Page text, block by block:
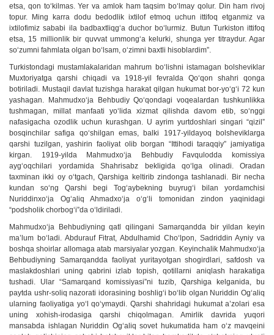
etsa, qon to‘kilmas. Yer va amlok ham taqsim bo‘lmay qolur. Din ham rivoj
topur. Ming karra dodu bedodlik ixtilof etmoq uchun ittifoq etganmiz va
ixtilofimiz sababi ila badbaxtliqg‘a duchor bo‘lurmiz. Butun Turkiston ittifoq
etsa, 15 millionlik bir quvvat ummong‘a kelurki, shunga yer titraydur. Agar
so‘zumni fahmlata olgan bo‘lsam, o‘zimni baxtli hisoblardim”.
Turkistondagi mustamlakalaridan mahrum bo‘lishni istamagan bolsheviklar
Muxtoriyatga qarshi chiqadi va 1918-yil fevralda Qo‘qon shahri qonga
botiriladi. Mustaqil davlat tuzishga harakat qilgan hukumat bor-yo‘g‘i 72 kun
yashagan. Mahmudxo‘ja Behbudiy Qo‘qondagi voqealardan tushkunlikka
tushmagan, millat manfaati yo‘lida xizmat qilishda davom etib, so‘nggi
nafasigacha ozodlik uchun kurashgan. U ayrim yurtdoshlari singari “qizil”
bosqinchilar safiga qo‘shilgan emas, balki 1917-yildayoq bolsheviklarga
qarshi tuzilgan, yashirin faoliyat olib borgan “Ittihodi taraqqiy” jamiyatiga
kirgan. 1919-yilda Mahmudxo‘ja Behbudiy Favqulodda komissiya
ayg‘oqchilari yordamida Shahrisabz bekligida qo‘lga olinadi. Oradan
taxminan ikki oy o‘tgach, Qarshiga keltirib zindonga tashlanadi. Bir necha
kundan so‘ng Qarshi begi Tog‘aybekning buyrug‘i bilan yordamchisi
Nuriddinxo‘ja Og‘aliq Ahmadxo‘ja o‘g‘li tomonidan zindon yaqinidagi
“podsholik chorbog‘i”da o‘ldiriladi.
Mahmudxo‘ja Behbudiyning qatl qilingani Samarqandda bir yildan keyin
ma’lum bo‘ladi. Abdurauf Fitrat, Abdulhamid Cho‘lpon, Sadriddin Ayniy va
boshqa shoirlar allomaga atab marsiyalar yozgan. Keyinchalik Mahmudxo‘ja
Behbudiyning Samarqandda faoliyat yuritayotgan shogirdlari, safdosh va
maslakdoshlari uning qabrini izlab topish, qotillarni aniqlash harakatiga
tushadi. Ular “Samarqand komissiyasi”ni tuzib, Qarshiga kelganida, bu
paytda ushr-soliq nazorati idorasining boshlig‘i bo‘lib olgan Nuriddin Og‘aliq
ularning faoliyatiga yo‘l qo‘ymaydi. Qarshi shahridagi hukumat a’zolari esa
uning xohish-irodasiga qarshi chiqolmagan. Amirlik davrida yuqori
mansabda ishlagan Nuriddin Og‘aliq sovet hukumatida ham o‘z mavqeini